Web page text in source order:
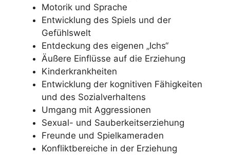
Motorik und Sprache
Entwicklung des Spiels und der
Gefühlswelt
Entdeckung des eigenen „Ichs“
Äußere Einflüsse auf die Erziehung
Kinderkrankheiten
Entwicklung der kognitiven Fähigkeiten
und des Sozialverhaltens
Umgang mit Aggressionen
Sexual- und Sauberkeitserziehung
Freunde und Spielkameraden
Konfliktbereiche in der Erziehung